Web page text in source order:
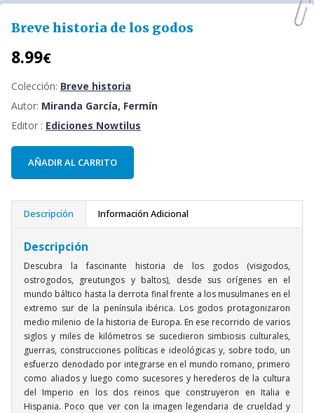
Breve historia de los godos
8.99€
Colección: Breve historia
Autor: Miranda García, Fermín
Editor : Ediciones Nowtilus
AÑADIR AL CARRITO
Descripción Información Adicional
Descripción
Descubra la fascinante historia de los godos (visigodos,
ostrogodos, greutungos y baltos), desde sus orígenes en el
mundo báltico hasta la derrota final frente a los musulmanes en el
extremo sur de la península ibérica. Los godos protagonizaron
medio milenio de la historia de Europa. En ese recorrido de varios
siglos y miles de kilómetros se sucedieron simbiosis culturales,
guerras, construcciones políticas e ideológicas y, sobre todo, un
esfuerzo denodado por integrarse en el mundo romano, primero
como aliados y luego como sucesores y herederos de la cultura
del Imperio en los dos reinos que construyeron en Italia e
Hispania. Poco que ver con la imagen legendaria de crueldad y